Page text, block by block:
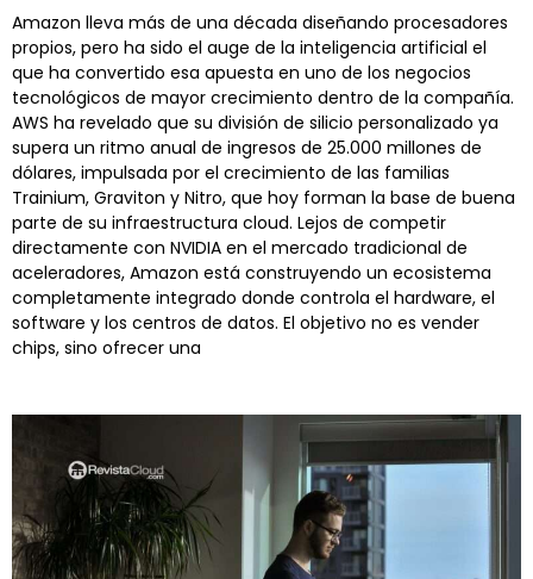
Amazon lleva más de una década diseñando procesadores
propios, pero ha sido el auge de la inteligencia artificial el
que ha convertido esa apuesta en uno de los negocios
tecnológicos de mayor crecimiento dentro de la compañía.
AWS ha revelado que su división de silicio personalizado ya
supera un ritmo anual de ingresos de 25.000 millones de
dólares, impulsada por el crecimiento de las familias
Trainium, Graviton y Nitro, que hoy forman la base de buena
parte de su infraestructura cloud. Lejos de competir
directamente con NVIDIA en el mercado tradicional de
aceleradores, Amazon está construyendo un ecosistema
completamente integrado donde controla el hardware, el
software y los centros de datos. El objetivo no es vender
chips, sino ofrecer una